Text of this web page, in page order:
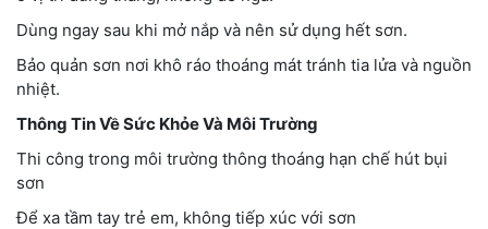
Dùng ngay sau khi mở nắp và nên sử dụng hết sơn.
Bảo quản sơn nơi khô ráo thoáng mát tránh tia lửa và nguồn
nhiệt.
Thông Tin Về Sức Khỏe Và Môi Trường
Thi công trong môi trường thông thoáng hạn chế hút bụi
sơn
Để xa tầm tay trẻ em, không tiếp xúc với sơn